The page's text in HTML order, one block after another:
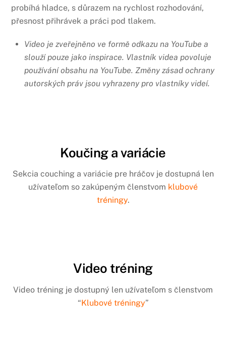
probíhá hladce, s důrazem na rychlost rozhodování,
přesnost přihrávek a práci pod tlakem.
Video je zveřejněno ve formě odkazu na YouTube a
slouží pouze jako inspirace. Vlastník videa povoluje
používání obsahu na YouTube. Změny zásad ochrany
autorských práv jsou vyhrazeny pro vlastníky videí.
Koučing a variácie
Sekcia couching a variácie pre hráčov je dostupná len
užívateľom so zakúpeným členstvom klubové
tréningy.
Video tréning
Video tréning je dostupný len užívateľom s členstvom
“Klubové tréningy”